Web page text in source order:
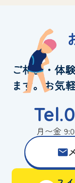
ご相談・体
ます。お気
月〜金